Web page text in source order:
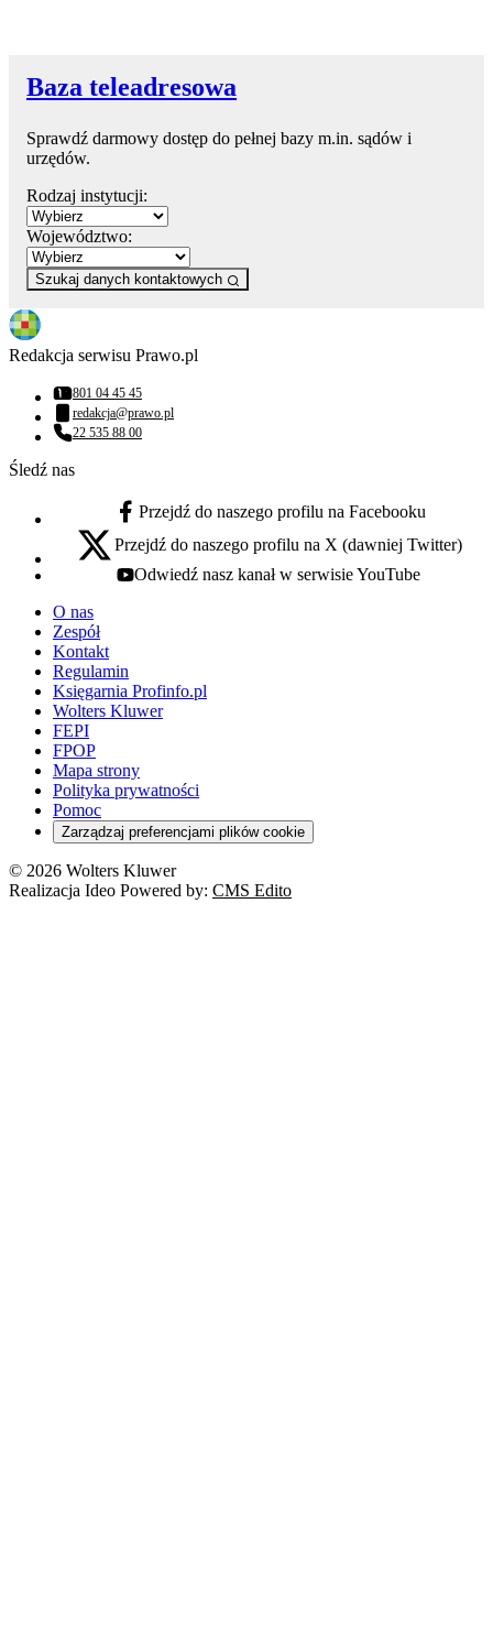
Baza teleadresowa
Sprawdź darmowy dostęp do pełnej bazy m.in. sądów i
urzędów.
Rodzaj instytucji:
Województwo:
Szukaj danych kontaktowych
Redakcja serwisu Prawo.pl
Numer telefonu:
801 04 45 45
Adres email:
redakcja@prawo.pl
Numer telefonu:
22 535 88 00
Śledź nas
facebook - otwiera się w nowej karcie
Przejdź do naszego profilu na Facebooku
x - otwiera się w nowej karcie
Przejdź do naszego profilu na X (dawniej Twitter)
youtube - otwiera się w nowej karcie
Odwiedź nasz kanał w serwisie YouTube
O nas
Zespół
Kontakt
Regulamin
Księgarnia Profinfo.pl
Wolters Kluwer
FEPI
FPOP
Mapa strony
Polityka prywatności
Pomoc
Zarządzaj preferencjami plików cookie
© 2026 Wolters Kluwer
Realizacja Ideo Powered by: CMS Edito